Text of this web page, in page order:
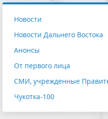
Новости
Новости Дальнего Востока
Анонсы
От первого лица
СМИ, учрежденные
Чукотка-100